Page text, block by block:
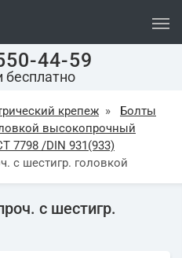
44-59
бесплатно
крепеж »
Болты
высокопрочный
7798 /DIN 931(933)
с шестигр. головкой
с шестигр.